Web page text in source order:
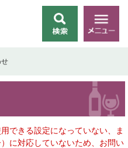
索
メ
ニ
せ
できる設定になっていない、ま
に対応していないため、お問い